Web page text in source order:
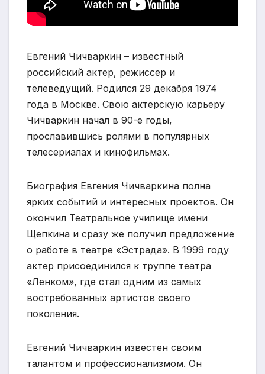
Евгений Чичваркин – известный
российский актер, режиссер и
телеведущий. Родился 29 декабря 1974
года в Москве. Свою актерскую карьеру
Чичваркин начал в 90-е годы,
прославившись ролями в популярных
телесериалах и кинофильмах.
Биография Евгения Чичваркина полна
ярких событий и интересных проектов. Он
окончил Театральное училище имени
Щепкина и сразу же получил предложение
о работе в театре «Эстрада». В 1999 году
актер присоединился к труппе театра
«Ленком», где стал одним из самых
востребованных артистов своего
поколения.
Евгений Чичваркин известен своим
талантом и профессионализмом. Он